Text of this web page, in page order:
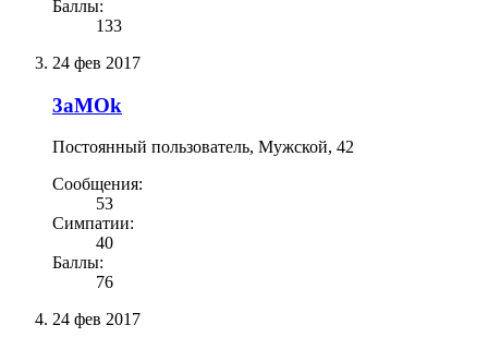
Баллы:
133
24 фев 2017
3aMOk
Постоянный пользователь, Мужской, 42
Сообщения:
53
Симпатии:
40
Баллы:
76
24 фев 2017